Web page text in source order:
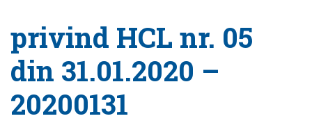
privind HCL nr. 05
din 31.01.2020 –
20200131